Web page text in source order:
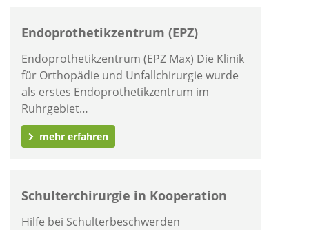
Endoprothetikzentrum (EPZ)
Endoprothetikzentrum (EPZ Max) Die Klinik
für Orthopädie und Unfallchirurgie wurde
als erstes Endoprothetikzentrum im
Ruhrgebiet…
mehr erfahren
Schulterchirurgie in Kooperation
Hilfe bei Schulterbeschwerden